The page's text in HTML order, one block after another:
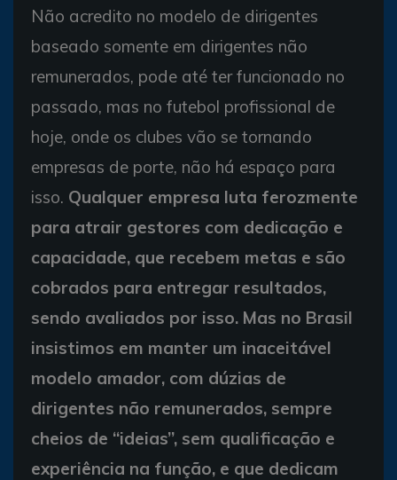
Não acredito no modelo de dirigentes
baseado somente em dirigentes não
remunerados, pode até ter funcionado no
passado, mas no futebol profissional de
hoje, onde os clubes vão se tornando
empresas de porte, não há espaço para
isso. Qualquer empresa luta ferozmente
para atrair gestores com dedicação e
capacidade, que recebem metas e são
cobrados para entregar resultados,
sendo avaliados por isso. Mas no Brasil
insistimos em manter um inaceitável
modelo amador, com dúzias de
dirigentes não remunerados, sempre
cheios de “ideias”, sem qualificação e
experiência na função, e que dedicam